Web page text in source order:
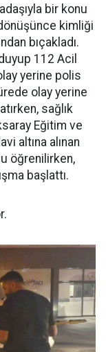
bir konu
kimliği
bıçakladı.
112 Acil
yerine polis
olay yerine
sağlık
Eğitim ve
altına alınan
öğrenilirken,
başlattı.